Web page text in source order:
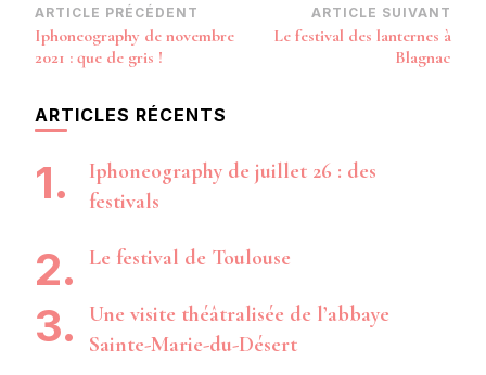
Navigation
d’article
ARTICLE PRÉCÉDENT
Iphoneography de novembre
2021 : que de gris !
ARTICLE SUIVANT
Le festival des lanternes à
Blagnac
ARTICLES RÉCENTS
Iphoneography de juillet 26 : des
festivals
Le festival de Toulouse
Une visite théâtralisée de l’abbaye
Sainte-Marie-du-Désert